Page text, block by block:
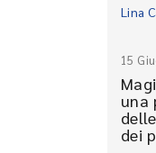
Lina
15
una
dei